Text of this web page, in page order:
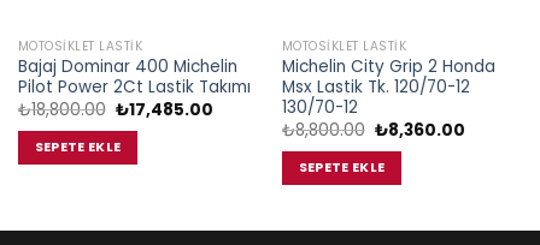
MOTOSIKLET LASTIK
Bajaj Dominar 400 Michelin
Pilot Power 2Ct Lastik Takımı
₺18,800.00 Orijinal
fiyat:
₺18,800.00.
₺17,485.00Şu
₺17,485.00.
SEPETE EKLE
MOTOSIKLET LASTIK
Michelin City Grip 2 Honda
Msx Lastik Tk. 120/70-12
130/70-12
₺8,800.00 Orijinal
fiyat:
₺8,800.00.
₺8,360.00Şu
SEPETE EKLE